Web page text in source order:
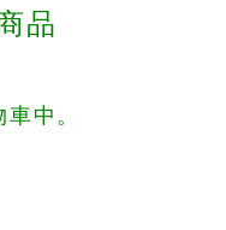
品
中。